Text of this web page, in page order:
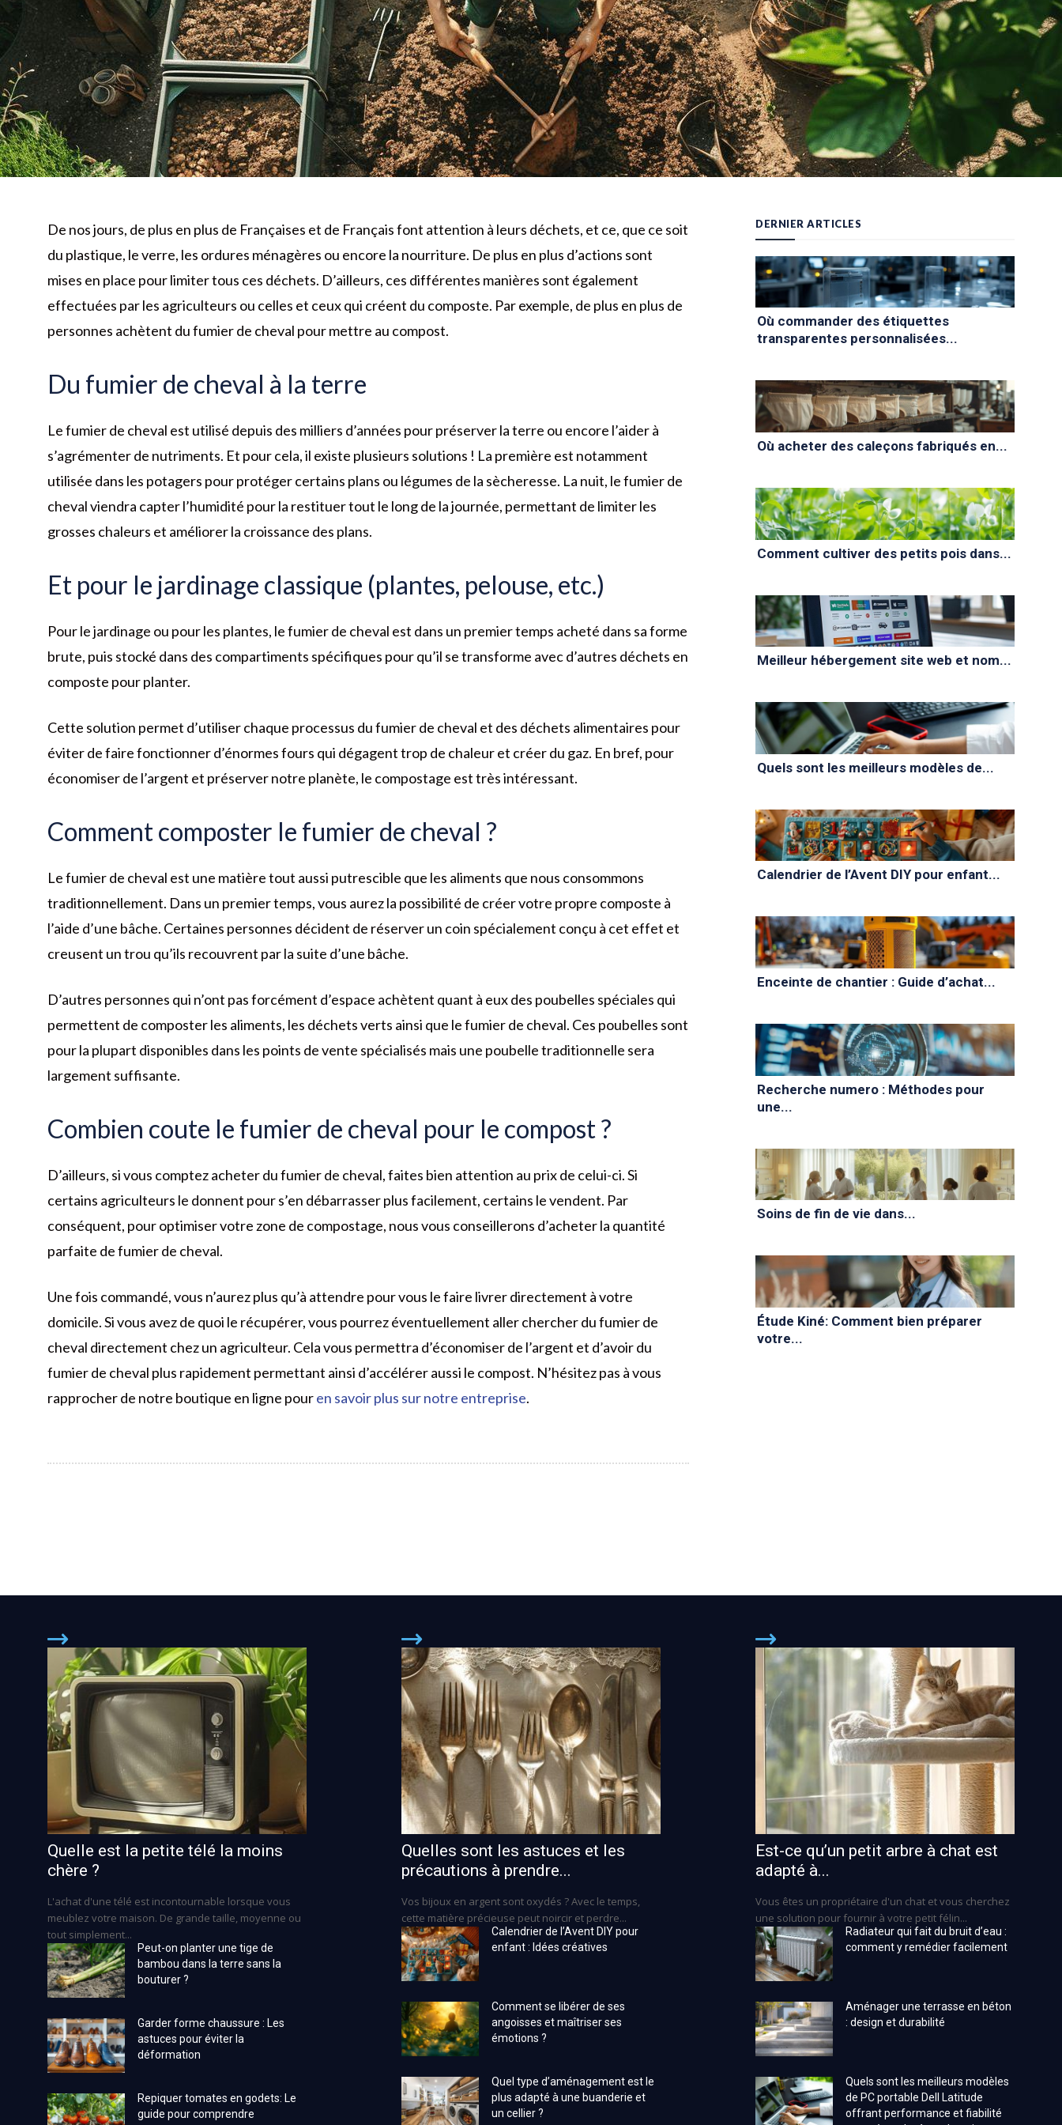
De nos jours, de plus en plus de Françaises et de Français font attention à leurs déchets, et ce, que ce soit
du plastique, le verre, les ordures ménagères ou encore la nourriture. De plus en plus d’actions sont
mises en place pour limiter tous ces déchets. D’ailleurs, ces différentes manières sont également
effectuées par les agriculteurs ou celles et ceux qui créent du composte. Par exemple, de plus en plus de
personnes achètent du fumier de cheval pour mettre au compost.
Du fumier de cheval à la terre
Le fumier de cheval est utilisé depuis des milliers d’années pour préserver la terre ou encore l’aider à
s’agrémenter de nutriments. Et pour cela, il existe plusieurs solutions ! La première est notamment
utilisée dans les potagers pour protéger certains plans ou légumes de la sècheresse. La nuit, le fumier de
cheval viendra capter l’humidité pour la restituer tout le long de la journée, permettant de limiter les
grosses chaleurs et améliorer la croissance des plans.
Et pour le jardinage classique (plantes, pelouse, etc.)
Pour le jardinage ou pour les plantes, le fumier de cheval est dans un premier temps acheté dans sa forme
brute, puis stocké dans des compartiments spécifiques pour qu’il se transforme avec d’autres déchets en
composte pour planter.
Cette solution permet d’utiliser chaque processus du fumier de cheval et des déchets alimentaires pour
éviter de faire fonctionner d’énormes fours qui dégagent trop de chaleur et créer du gaz. En bref, pour
économiser de l’argent et préserver notre planète, le compostage est très intéressant.
Comment composter le fumier de cheval ?
Le fumier de cheval est une matière tout aussi putrescible que les aliments que nous consommons
traditionnellement. Dans un premier temps, vous aurez la possibilité de créer votre propre composte à
l’aide d’une bâche. Certaines personnes décident de réserver un coin spécialement conçu à cet effet et
creusent un trou qu’ils recouvrent par la suite d’une bâche.
D’autres personnes qui n’ont pas forcément d’espace achètent quant à eux des poubelles spéciales qui
permettent de composter les aliments, les déchets verts ainsi que le fumier de cheval. Ces poubelles sont
pour la plupart disponibles dans les points de vente spécialisés mais une poubelle traditionnelle sera
largement suffisante.
Combien coute le fumier de cheval pour le compost ?
D’ailleurs, si vous comptez acheter du fumier de cheval, faites bien attention au prix de celui-ci. Si
certains agriculteurs le donnent pour s’en débarrasser plus facilement, certains le vendent. Par
conséquent, pour optimiser votre zone de compostage, nous vous conseillerons d’acheter la quantité
parfaite de fumier de cheval.
Une fois commandé, vous n’aurez plus qu’à attendre pour vous le faire livrer directement à votre
domicile. Si vous avez de quoi le récupérer, vous pourrez éventuellement aller chercher du fumier de
cheval directement chez un agriculteur. Cela vous permettra d’économiser de l’argent et d’avoir du
fumier de cheval plus rapidement permettant ainsi d’accélérer aussi le compost. N’hésitez pas à vous
rapprocher de notre boutique en ligne pouren savoir plus sur notre entreprise.
DERNIER ARTICLES
Où commander des étiquettes
transparentes personnalisées...
Où acheter des caleçons fabriqués en...
Comment cultiver des petits pois dans...
Meilleur hébergement site web et nom...
Quels sont les meilleurs modèles de...
Calendrier de l’Avent DIY pour enfant...
Enceinte de chantier : Guide d’achat...
Recherche numero : Méthodes pour
une...
Soins de fin de vie dans...
Étude Kiné: Comment bien préparer
votre...
Quelle est la petite télé la moins
chère ?
L'achat d'une télé est incontournable lorsque vous
meublez votre maison. De grande taille, moyenne ou
tout simplement...
Peut-on planter une tige de
bambou dans la terre sans la
bouturer ?
Garder forme chaussure : Les
astuces pour éviter la
déformation
Repiquer tomates en godets: Le
guide pour comprendre
Quelles sont les astuces et les
précautions à prendre...
Vos bijoux en argent sont oxydés ? Avec le temps,
cette matière précieuse peut noircir et perdre...
Calendrier de l’Avent DIY pour
enfant : Idées créatives
Comment se libérer de ses
angoisses et maîtriser ses
émotions ?
Quel type d’aménagement est le
plus adapté à une buanderie et
un cellier ?
Est-ce qu’un petit arbre à chat est
adapté à...
Vous êtes un propriétaire d'un chat et vous cherchez
une solution pour fournir à votre petit félin...
Radiateur qui fait du bruit d’eau :
comment y remédier facilement
Aménager une terrasse en béton
: design et durabilité
Quels sont les meilleurs modèles
de PC portable Dell Latitude
offrant performance et fiabilité